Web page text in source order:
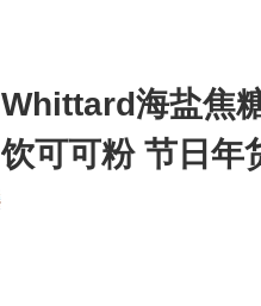
Whittard海盐焦
饮可可粉 节日年